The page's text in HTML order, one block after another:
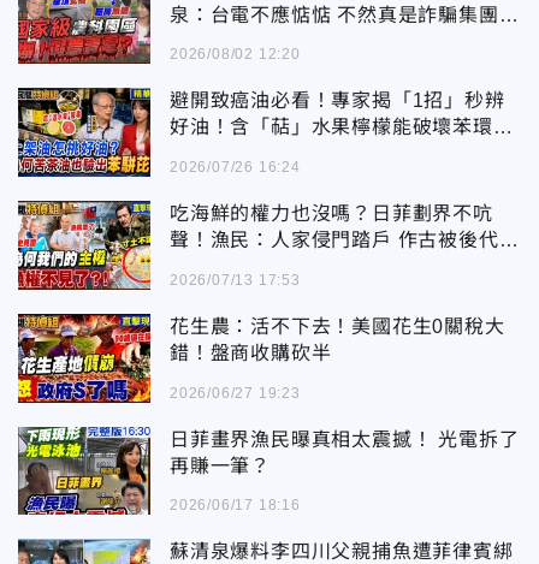
泉：台電不應惦惦 不然真是詐騙集團一
2026/08/02 12:20
避開致癌油必看！專家揭「1招」秒辨
好油！含「萜」水果檸檬能破壞苯環解
2026/07/26 16:24
吃海鮮的權力也沒嗎？日菲劃界不吭
聲！漁民：人家侵門踏戶 作古被後代唾
2026/07/13 17:53
花生農：活不下去！美國花生0關稅大
錯！盤商收購砍半
2026/06/27 19:23
日菲畫界漁民曝真相太震撼！ 光電拆了
再賺一筆？
2026/06/17 18:16
蘇清泉爆料李四川父親捕魚遭菲律賓綁